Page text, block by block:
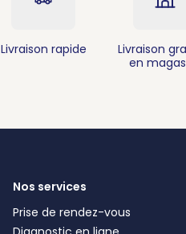
Livraison rapide
Livraison
en
Nos services
Prise de rendez-vous